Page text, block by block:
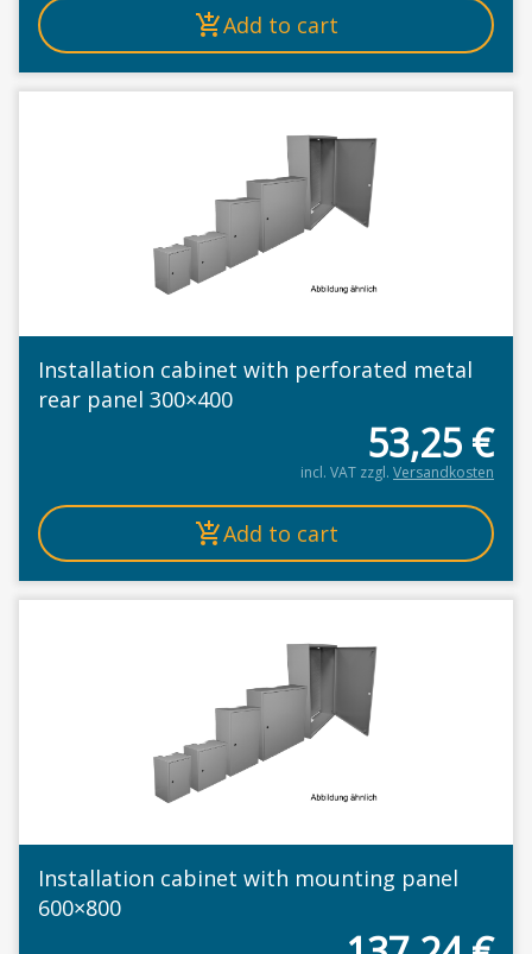
Add to cart
Installation cabinet with perforated metal
rear panel 300×400
53,25 €
incl. VAT zzgl. Versandkosten
Add to cart
Installation cabinet with mounting panel
600×800